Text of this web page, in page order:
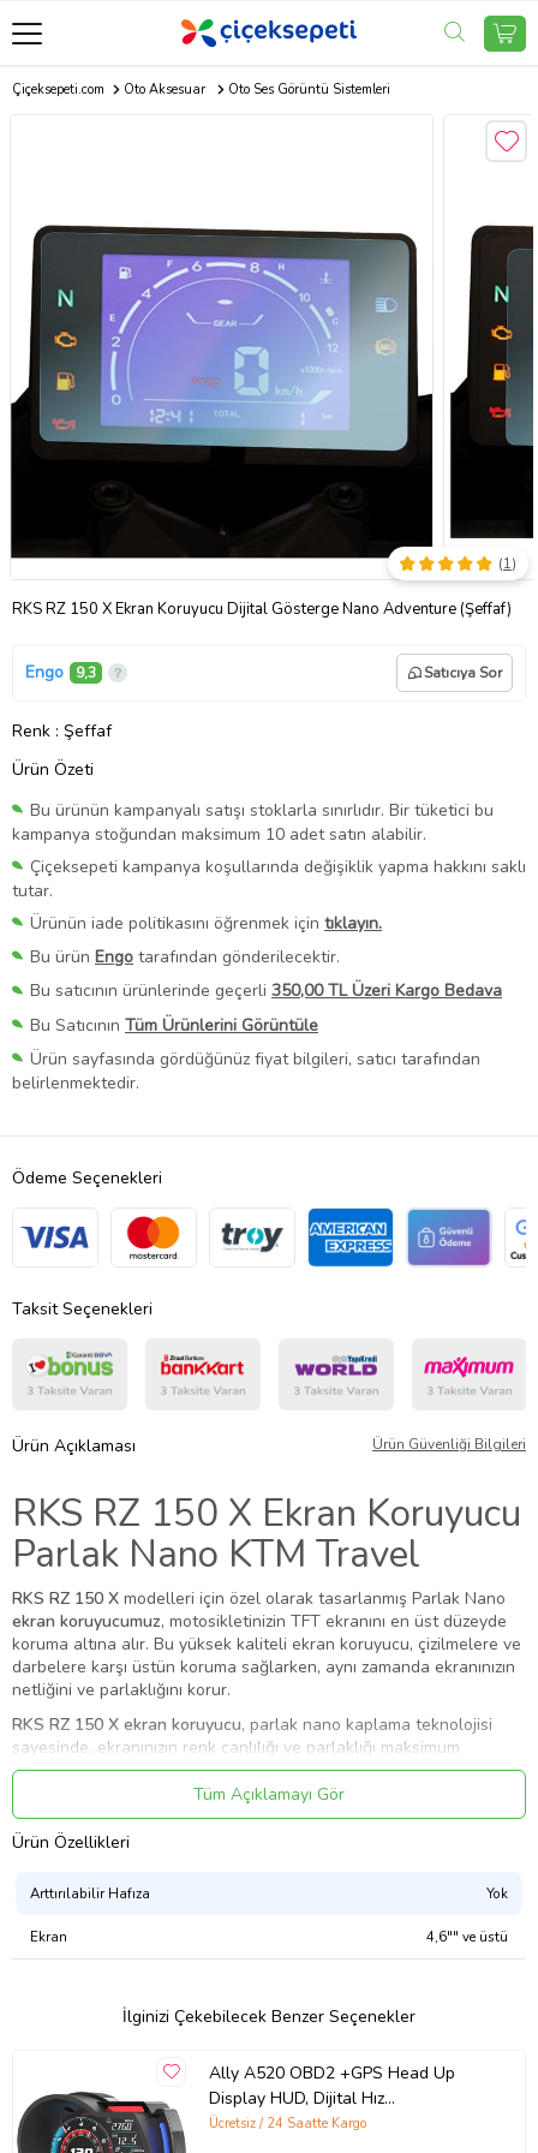
Çiçeksepeti.com Oto Aksesuar Oto Ses Görüntü Sistemleri
RKS RZ 150 X Ekran Koruyucu Dijital Gösterge Nano Adventure (Şeffaf)
(1)
Engo 9,3 Satıcıya Sor
Renk : Şeffaf
Ürün Özeti
Bu ürünün kampanyalı satışı stoklarla sınırlıdır. Bir tüketici bu
kampanya stoğundan maksimum 10 adet satın alabilir.
Çiçeksepeti kampanya koşullarında değişiklik yapma hakkını saklı
tutar.
Ürünün iade politikasını öğrenmek için tıklayın.
Bu ürün Engo tarafından gönderilecektir.
Bu satıcının ürünlerinde geçerli 350,00 TL Üzeri Kargo Bedava
Bu Satıcının Tüm Ürünlerini Görüntüle
Ürün sayfasında gördüğünüz fiyat bilgileri, satıcı tarafından
belirlenmektedir.
Ödeme Seçenekleri
Taksit Seçenekleri
Ürün Açıklaması Ürün Güvenliği Bilgileri
RKS RZ 150 X Ekran Koruyucu
Parlak Nano KTM Travel
RKS RZ 150 X modelleri için özel olarak tasarlanmış Parlak Nano
ekran koruyucumuz, motosikletinizin TFT ekranını en üst düzeyde
koruma altına alır. Bu yüksek kaliteli ekran koruyucu, çizilmelere ve
darbelere karşı üstün koruma sağlarken, aynı zamanda ekranınızın
netliğini ve parlaklığını korur.
RKS RZ 150 X ekran koruyucu, parlak nano kaplama teknolojisi
sayesinde, ekranınızın renk canlılığı ve parlaklığı maksimum
seviyede tutulur, bu da size en iyi görsel deneyimi sunar. Ürünün
dayanıklı yapısı, uzun ömürlü kullanım sunarak motosikletinizin
ekranını her zaman yeni gibi tutar. Kolay uygulanabilir yapısı
sayesinde, baloncuk yapmadan hızlıca ekranınıza yapışır ve
Ürün Özellikleri
sürüş deneyiminizi de iyileştirir. İşte bu ürünün öne çıkan özellikleri:
özel olarak tasarlanmıştır. Ekranın tüm yüzeyini kaplayarak
maksimum koruma sağlar.
Parlak Nano Teknolojisi: Yüksek şeffaflık sağlayan RKS RZ 150 X
parlak nano kaplama, ekranınızın orijinal parlaklığını ve renk
Tüm Açıklamayı Gör
Ürün Özellikleri
Arttırılabilir Hafıza Yok
Ekran 4,6"" ve üstü
İlginizi Çekebilecek Benzer Seçenekler
Ally A520 OBD2 +GPS Head Up
Display HUD, Dijital Hız
Göstergesi,RPM&Sıcaklık&Basınç
Ücretsiz / 24 Saatte Kargo